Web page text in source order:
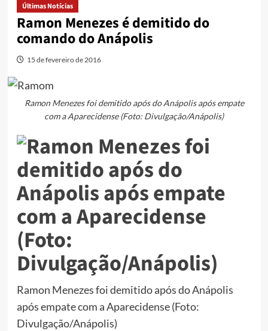
Últimas Notícias
Ramon Menezes é demitido do
comando do Anápolis
15 de fevereiro de 2016
Ramon Menezes foi demitido após do Anápolis após empate
com a Aparecidense (Foto: Divulgação/Anápolis)
Ramon Menezes foi demitido após do Anápolis
após empate com a Aparecidense (Foto:
Divulgação/Anápolis)